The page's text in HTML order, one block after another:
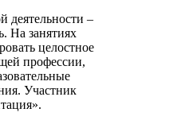
деятельности –
На занятиях
целостное
профессии,
Участник